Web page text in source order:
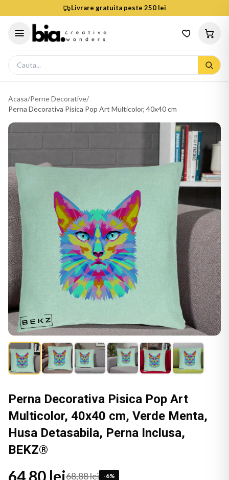
Livrare gratuita peste 250 lei
Acasa/Perne Decorative/
Perna Decorativa Pisica Pop Art Multicolor, 40x40 cm
Perna Decorativa Pisica Pop Art
Multicolor, 40x40 cm, Verde Menta,
Husa Detasabila, Perna Inclusa,
BEKZ®
64,80 lei68,88 lei -6%